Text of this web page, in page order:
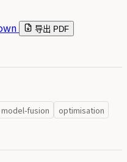
导出 PDF
model-fusion
optimisation